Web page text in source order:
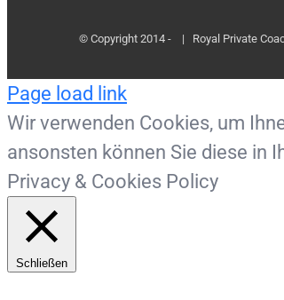
© Copyright 2014 - | Royal Private
Page load link
Wir verwenden Cookies, um
ansonsten können Sie diese in
Privacy & Cookies Policy
Schließen